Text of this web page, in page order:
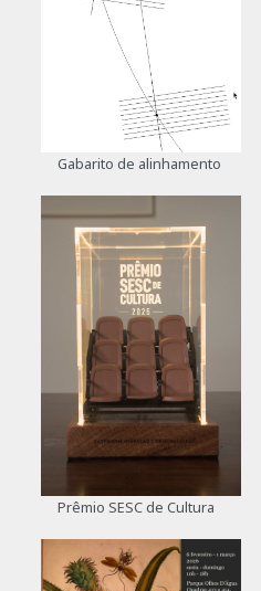
Gabarito de alinhamento
Prêmio SESC de Cultura